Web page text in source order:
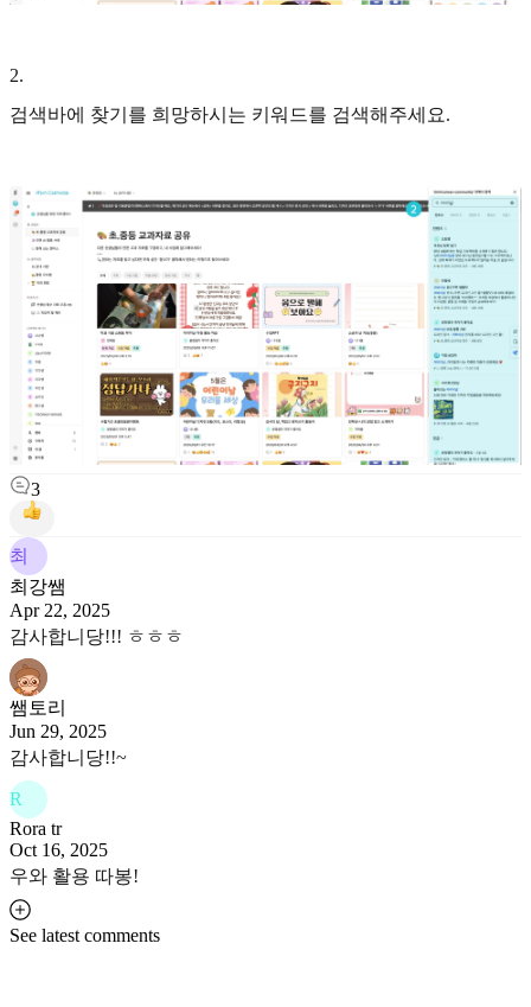
2.
검색바에 찾기를 희망하시는 키워드를 검색해주세요.
3
최
최강쌤
Apr 22, 2025
감사합니당!!! ㅎㅎㅎ
쌤토리
Jun 29, 2025
감사합니당!!~
R
Rora tr
Oct 16, 2025
우와 활용 따봉!
See latest comments